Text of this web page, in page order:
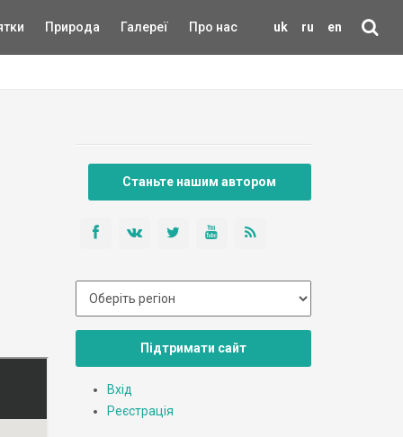
uk ru en
Природа Галереї Про нас
Станьте нашим автором
Підтримати сайт
Вхід
Реєстрація